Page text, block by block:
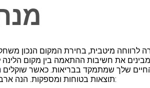
לרווחה מיטבית, בחירת המקום הנכון
שלך שמתמקד בבריאות. כאשר שוקלים
תוצאות בטוחות ומספקות. הנה ארבע דאגות נפוצות שיכולות להיות לאנשים שמחפשים מנתחי הגדלת חזה בטורקיה: